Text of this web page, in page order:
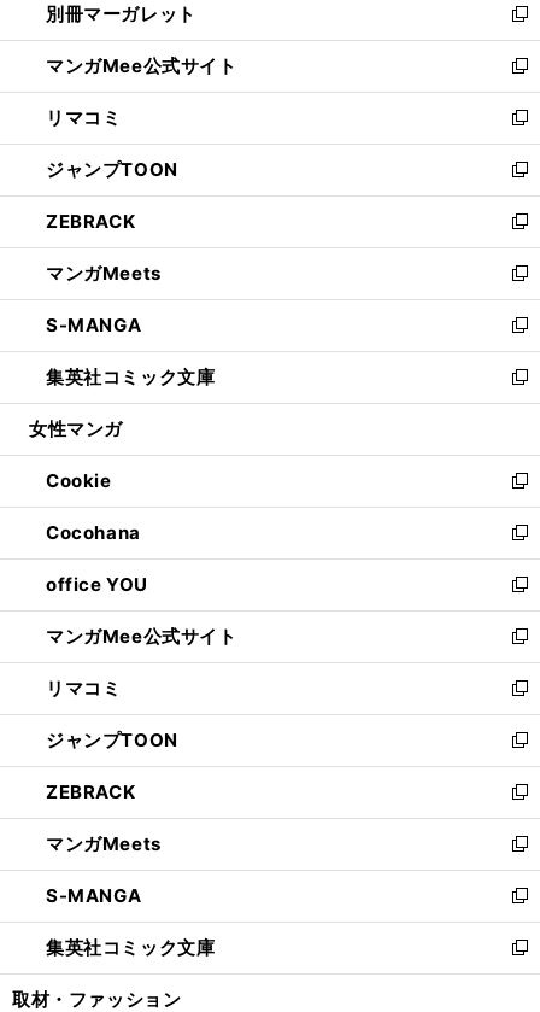
く
で
開
く
ィ
ン
ド
ウ
で
開
く
い
ウ
ィ
ン
ド
ウ
で
開
く
別冊マーガレット
新
し
い
ウ
ィ
ン
ド
ウ
で
開
く
マンガMee公式サイト
新
し
い
ウ
ィ
ン
ド
ウ
で
開
く
リマコミ
新
し
い
ウ
ィ
ン
ド
ウ
で
開
く
ジャンプTOON
新
し
い
ウ
ィ
ン
ド
ウ
で
開
ZEBRACK
新
し
い
ウ
ィ
ン
ド
ウ
開
く
マンガMeets
新
し
い
ウ
ィ
ン
ウ
で
開
く
S-MANGA
新
し
い
ウ
ン
ド
ウ
で
開
く
集英社コミック文庫
新
し
ウ
ィ
ン
ド
ウ
で
開
く
女性マンガ
Cookie
新
し
い
ウ
ィ
ン
ド
ウ
で
開
く
Cocohana
新
し
い
ウ
ィ
ン
ド
ウ
で
開
く
office YOU
新
し
い
ウ
ィ
ン
ド
ウ
で
開
く
マンガMee公式サイト
新
し
い
ウ
ィ
ン
ド
ウ
で
開
く
リマコミ
新
し
い
ウ
ィ
ン
ド
ウ
で
開
く
ジャンプTOON
新
し
い
ウ
ィ
ン
ド
ウ
で
開
ZEBRACK
新
し
い
ウ
ィ
ン
ド
ウ
マンガMeets
新
し
い
ウ
ィ
ン
S-MANGA
新
し
い
ウ
集英社コミック文庫
新
し
取材・ファッション